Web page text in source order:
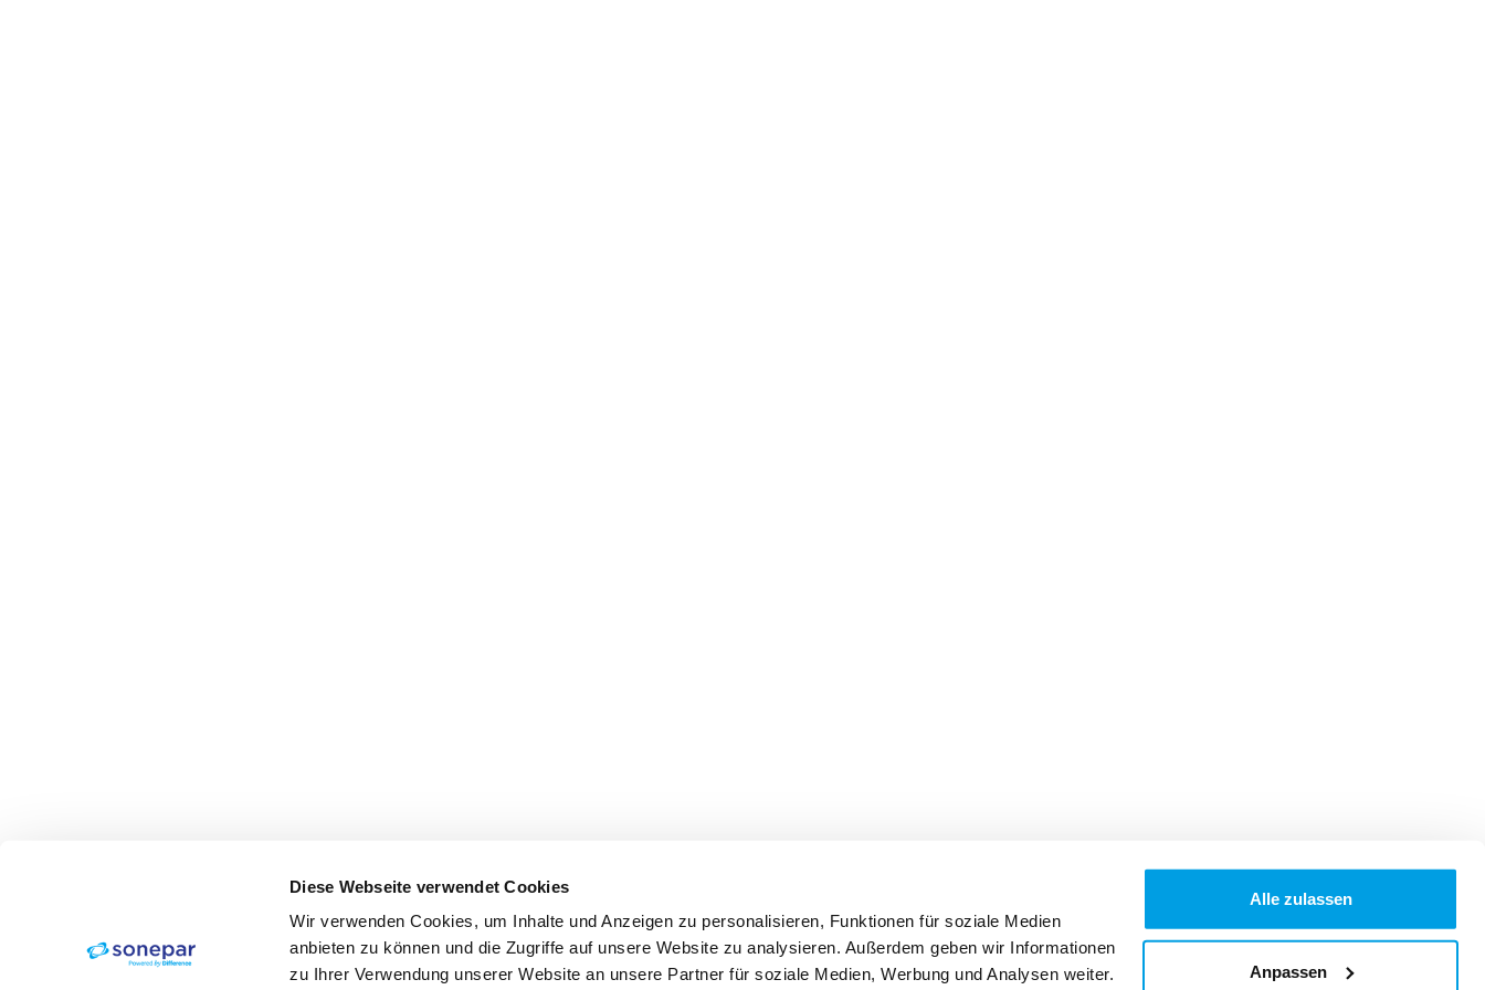
Diese Webseite verwendet Cookies
Wir verwenden Cookies, um Inhalte und Anzeigen zu personalisieren, Funktionen für soziale Medien
anbieten zu können und die Zugriffe auf unsere Website zu analysieren. Außerdem geben wir Informationen
zu Ihrer Verwendung unserer Website an unsere Partner für soziale Medien, Werbung und Analysen weiter.
Alle zulassen
Anpassen